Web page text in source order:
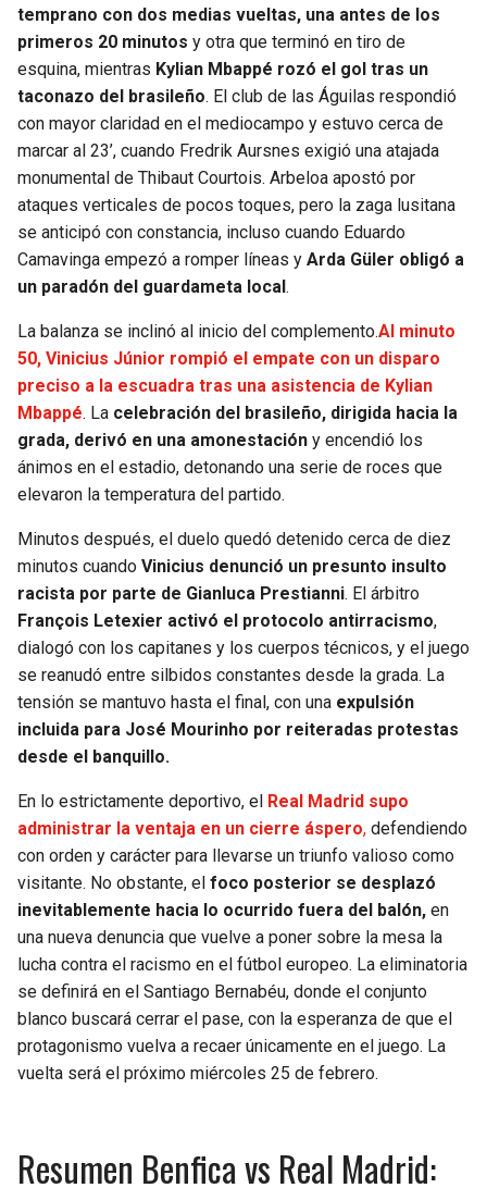
temprano con dos medias vueltas, una antes de los
primeros 20 minutos y otra que terminó en tiro de
esquina, mientras Kylian Mbappé rozó el gol tras un
taconazo del brasileño. El club de las Águilas respondió
con mayor claridad en el mediocampo y estuvo cerca de
marcar al 23’, cuando Fredrik Aursnes exigió una atajada
monumental de Thibaut Courtois. Arbeloa apostó por
ataques verticales de pocos toques, pero la zaga lusitana
se anticipó con constancia, incluso cuando Eduardo
Camavinga empezó a romper líneas y Arda Güler obligó a
un paradón del guardameta local .
La balanza se inclinó al inicio del complemento.Al minuto
50, Vinicius Júnior rompió el empate con un disparo
preciso a la escuadra tras una asistencia de Kylian
Mbappé. La celebración del brasileño, dirigida hacia la
grada, derivó en una amonestación y encendió los
ánimos en el estadio, detonando una serie de roces que
elevaron la temperatura del partido.
Minutos después, el duelo quedó detenido cerca de diez
minutos cuando Vinicius denunció un presunto insulto
racista por parte de Gianluca Prestianni. El árbitro
François Letexier activó el protocolo antirracismo,
dialogó con los capitanes y los cuerpos técnicos, y el juego
se reanudó entre silbidos constantes desde la grada. La
tensión se mantuvo hasta el final, con una expulsión
incluida para José Mourinho por reiteradas protestas
desde el banquillo.
En lo estrictamente deportivo, el Real Madrid supo
administrar la ventaja en un cierre áspero, defendiendo
con orden y carácter para llevarse un triunfo valioso como
visitante. No obstante, el foco posterior se desplazó
inevitablemente hacia lo ocurrido fuera del balón, en
una nueva denuncia que vuelve a poner sobre la mesa la
lucha contra el racismo en el fútbol europeo. La eliminatoria
se definirá en el Santiago Bernabéu, donde el conjunto
blanco buscará cerrar el pase, con la esperanza de que el
protagonismo vuelva a recaer únicamente en el juego. La
vuelta será el próximo miércoles 25 de febrero.
Resumen Benfica vs Real Madrid: